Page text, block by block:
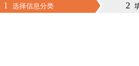
1 选择信息分类 2